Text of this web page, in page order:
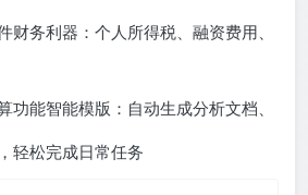
财务利器：个人所得税、融资费用、
功能智能模版：自动生成分析文档、
轻松完成日常任务